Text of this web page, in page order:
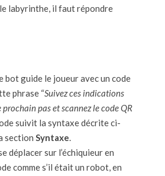
labyrinthe, il faut répondre
bot guide le joueur avec un code
phrase “Suivez ces indications
pas et scannez le code QR
suivit la syntaxe décrite ci-
sectionSyntaxe.
déplacer sur l’échiquieur en
comme s’il était un robot, en